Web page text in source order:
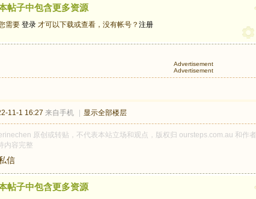
帖子中包含更多资源
需要 登录 才可以下载或查看，没有帐号？ 注册
Advertisement
Advertisement
11-1 16:27 来自手机 显示全部楼层
原创或转贴，不代表本站立场和观点，版权归 oursteps.com.au 和作
内容完整
信
帖子中包含更多资源